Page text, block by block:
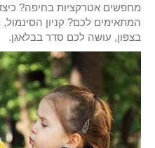
מחפשים אטרקציות בחיפה?
המתאימים לכם? קניון הסינמול,
בצפון, עושה לכם סדר בבלאגן.